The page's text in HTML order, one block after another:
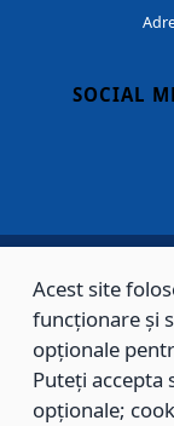
SOCIAL
Copyright © 2002 - 2026
rezervate.
Acest site
funcționare și
opționale
Puteți accepta
opționale;